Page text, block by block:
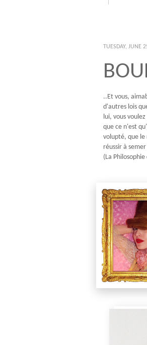
TUESDAY, JUNE
..Et vous,
d'autres lois
lui, vous
que ce n'est
volupté, que le
réussir à
(La